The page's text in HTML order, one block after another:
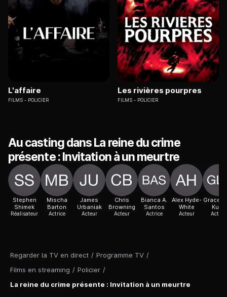
Regarder la TV en direct / Programme TV /
Films en streaming / Policier /
La reine du crime présente : Invitation à un meurtre
L'affaire
FILMS POLICIER
Les rivières pourpres
FILMS POLICIER
Au casting dans La reine du crime
présente : Invitation à un meurtre
Stephen
Shimek
Réalisateur
Mischa
Barton
Actrice
James
Urbaniak
Acteur
Chris
Browning
Acteur
Bianca A.
Santos
Actrice
Alex Hyde-
White
Acteur
Grace
Kung
Actrice